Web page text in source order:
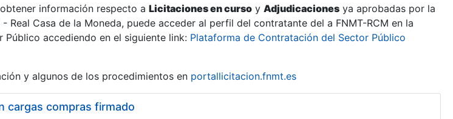
información respecto a Licitaciones en curso y Adjudicaciones ya aprobadas por la
Real Casa de la Moneda, puede acceder al perfil del contratante del a FNMT-RCM en la
accediendo en el siguiente link: Plataforma de Contratación del Sector Público
y algunos de los procedimientos en portallicitacion.fnmt.es
cargas compras firmado